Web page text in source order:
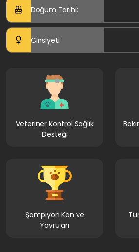
Doğum Tarihi:
Cinsiyeti:
Veteriner Kontrol Sağlık
Desteği
Şampiyon Kan ve
Yavruları